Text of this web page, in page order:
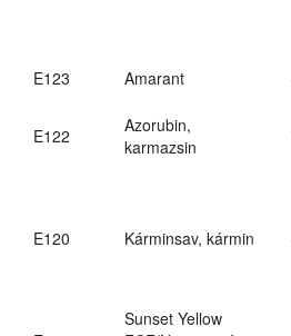
E123
Amarant
E122
Azorubin,
karmazsin
E120 Kárminsav, kármin
Sunset Yellow